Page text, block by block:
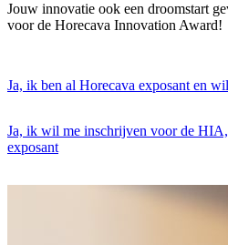
Jouw innovatie ook een droomstart
voor de Horecava Innovation Award!
Ja, ik ben al Horecava exposant en
Ja, ik wil me inschrijven voor de HIA,
exposant